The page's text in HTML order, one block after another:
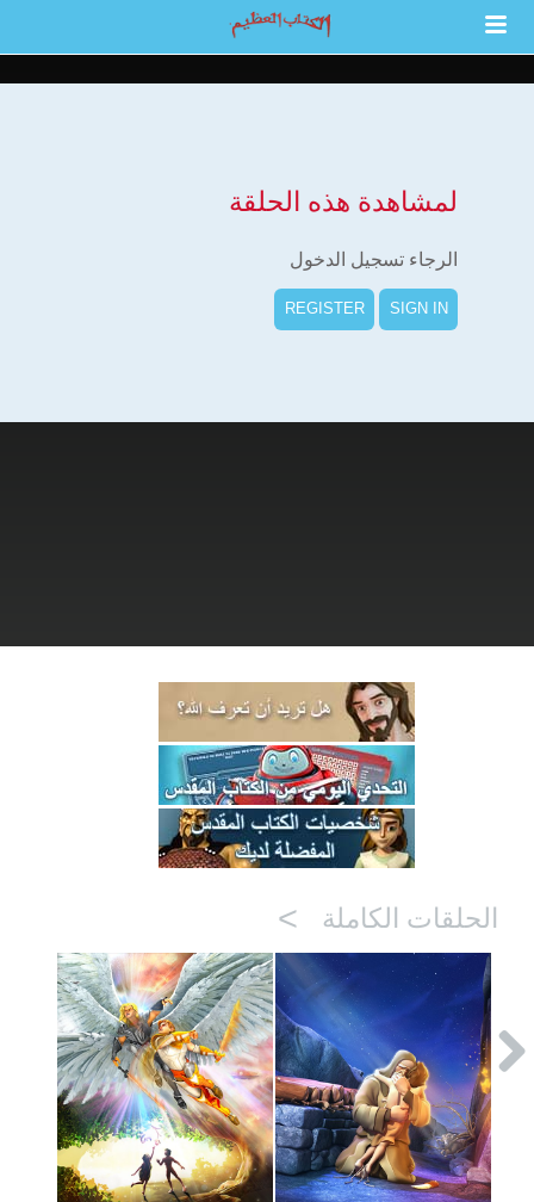
لمشاهدة هذه الحلقة
الرجاء تسجيل الدخول
SIGN IN
REGISTER
الحلقات الكاملة >